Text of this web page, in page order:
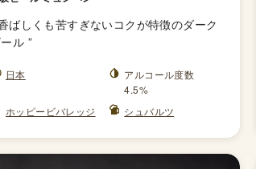
ばしくも苦すぎないコクが特徴のダーク
ル ”
日本
アルコール度数
4.5%
ホッピービバレッジ
シュバルツ